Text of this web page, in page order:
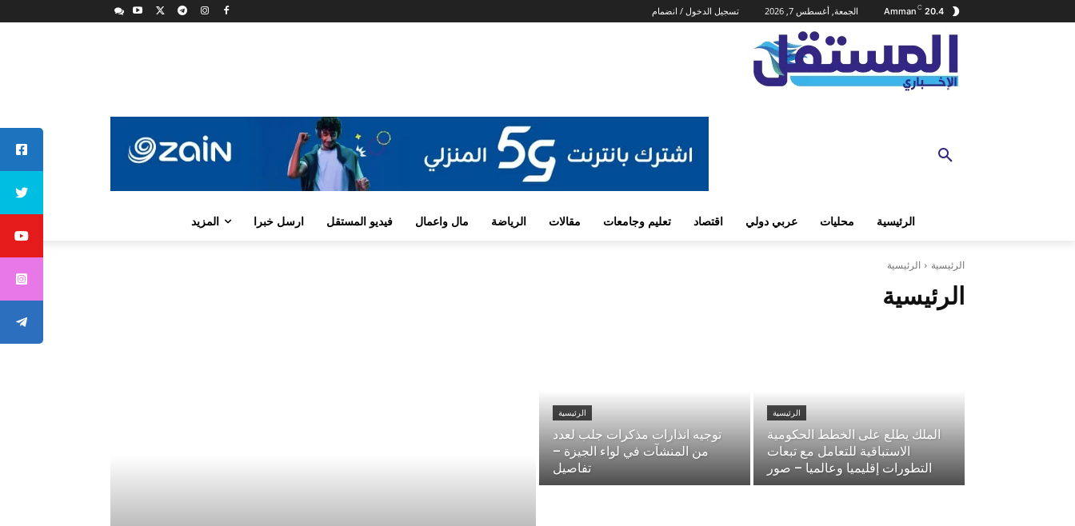
20.4
C
Amman الجمعة, أغسطس 7, 2026 تسجيل الدخول / انضمام
الرئيسية محليات عربي دولي اقتصاد تعليم وجامعات مقالات الرياضة مال واعمال فيديو المستقل ارسل خبرا المزيد
الرئيسية الرئيسية
الرئيسية
الرئيسية
توجيه انذارات مذكرات جلب لعدد
من المنشآت في لواء الجيزة –
تفاصيل
الرئيسية
الملك يطلع على الخطط الحكومية
الاستباقية للتعامل مع تبعات
التطورات إقليميا وعالميا – صور